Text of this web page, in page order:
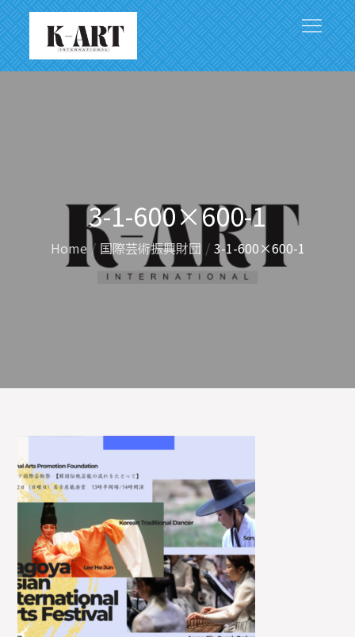
Skip
to
content
アジアと世界をつなぐ文化芸術の架け橋
3-1-600×600-1
Home 国際芸術振興財団 3-1-600×600-1